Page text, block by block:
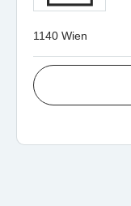
1140 Wien